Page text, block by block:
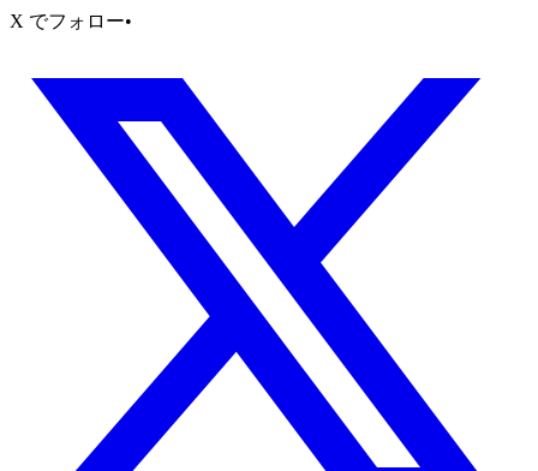
X でフォロー•